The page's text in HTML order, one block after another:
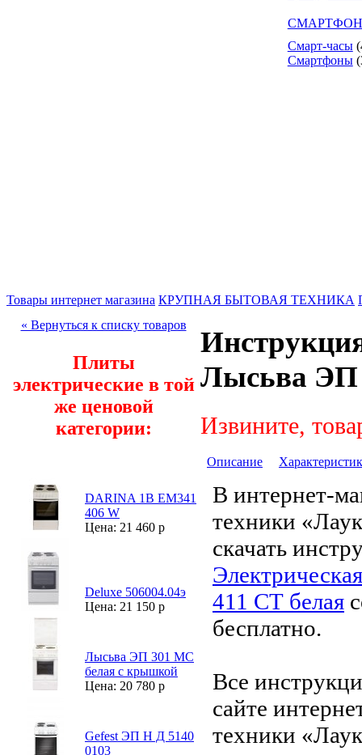
Смарт-часы
Смартфоны
Товары интернет магазина КРУПНАЯ БЫТОВАЯ ТЕХНИКА
« Вернуться к списку товаров
Плиты
электрические в той
же ценовой
категории:
DARINA 1B EM341
406 W
Цена: 21 460 р
Deluxe 506004.04э
Цена: 21 150 р
Лысьва ЭП 301 МС
белая с крышкой
Цена: 20 780 р
Gefest ЭП Н Д 5140
0103
Лысьва ЭП
Извините,
Описание
В интернет-
техники
скачать
411 СТ белая
бесплатно.
Все
сайте
техники